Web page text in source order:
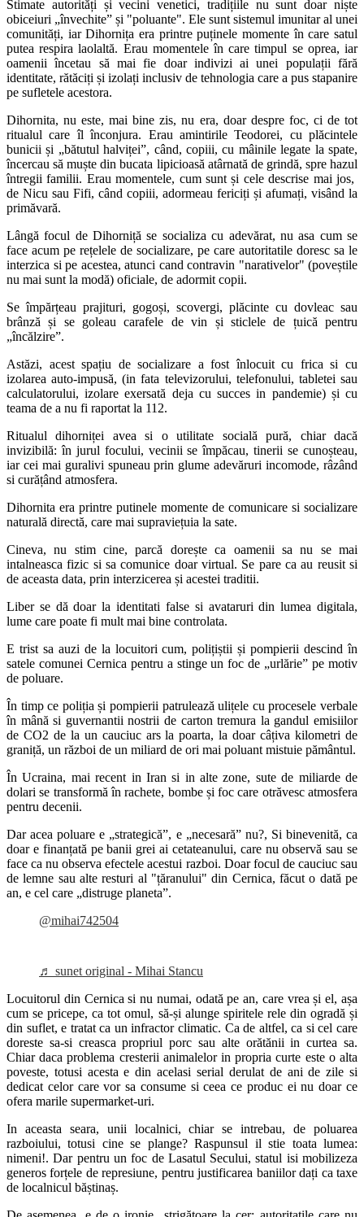
Stimate autorități și vecini venetici, tradițiile nu sunt doar niște
obiceiuri „învechite” și "poluante". Ele sunt sistemul imunitar al unei
comunități, iar Dihornița era printre puținele momente în care satul
putea respira laolaltă. Erau momentele în care timpul se oprea, iar
oamenii încetau să mai fie doar indivizi ai unei populații fără
identitate, rătăciți și izolați inclusiv de tehnologia care a pus stapanire
pe sufletele acestora.
Dihornita, nu este, mai bine zis, nu era, doar despre foc, ci de tot
ritualul care îl înconjura. Erau amintirile Teodorei, cu plăcintele
bunicii și „bătutul halviței”, când, copiii, cu mâinile legate la spate,
încercau să muște din bucata lipicioasă atârnată de grindă, spre hazul
întregii familii. Erau momentele, cum sunt și cele descrise mai jos,
de Nicu sau Fifi, când copiii, adormeau fericiți și afumați, visând la
primăvară.
Lângă focul de Dihorniță se socializa cu adevărat, nu asa cum se
face acum pe rețelele de socializare, pe care autoritatile doresc sa le
interzica si pe acestea, atunci cand contravin "narativelor" (poveștile
nu mai sunt la modă) oficiale, de adormit copii.
Se împărțeau prajituri, gogoși, scovergi, plăcinte cu dovleac sau
brânză și se goleau carafele de vin și sticlele de țuică pentru
„încălzire”.
Astăzi, acest spațiu de socializare a fost înlocuit cu frica si cu
izolarea auto-impusă, (in fata televizorului, telefonului, tabletei sau
calculatorului, izolare exersată deja cu succes in pandemie) și cu
teama de a nu fi raportat la 112.
Ritualul dihorniței avea si o utilitate socială pură, chiar dacă
invizibilă: în jurul focului, vecinii se împăcau, tinerii se cunoșteau,
iar cei mai guralivi spuneau prin glume adevăruri incomode, râzând
si curățând atmosfera.
Dihornita era printre putinele momente de comunicare si socializare
naturală directă, care mai supraviețuia la sate.
Cineva, nu stim cine, parcă dorește ca oamenii sa nu se mai
intalneasca fizic si sa comunice doar virtual. Se pare ca au reusit si
de aceasta data, prin interzicerea și acestei traditii.
Liber se dă doar la identitati false si avataruri din lumea digitala,
lume care poate fi mult mai bine controlata.
E trist sa auzi de la locuitori cum, polițiștii și pompierii descind în
satele comunei Cernica pentru a stinge un foc de „urlărie” pe motiv
de poluare.
În timp ce poliția și pompierii patrulează ulițele cu procesele verbale
în mână si guvernantii nostrii de carton tremura la gandul emisiilor
de CO2 de la un cauciuc ars la poarta, la doar câțiva kilometri de
graniță, un război de un miliard de ori mai poluant mistuie pământul.
În Ucraina, mai recent in Iran si in alte zone, sute de miliarde de
dolari se transformă în rachete, bombe și foc care otrăvesc atmosfera
pentru decenii.
Dar acea poluare e „strategică”, e „necesară” nu?, Si binevenită, ca
doar e finanțată pe banii grei ai cetateanului, care nu observă sau se
face ca nu observa efectele acestui razboi. Doar focul de cauciuc sau
de lemne sau alte resturi al "țăranului" din Cernica, făcut o dată pe
an, e cel care „distruge planeta”.
@mihai742504
♬ sunet original - Mihai Stancu
Locuitorul din Cernica si nu numai, odată pe an, care vrea și el, așa
cum se pricepe, ca tot omul, să-și alunge spiritele rele din ogradă și
din suflet, e tratat ca un infractor climatic. Ca de altfel, ca si cel care
doreste sa-si creasca propriul porc sau alte orătănii in curtea sa.
Chiar daca problema cresterii animalelor in propria curte este o alta
poveste, totusi acesta e din acelasi serial derulat de ani de zile si
dedicat celor care vor sa consume si ceea ce produc ei nu doar ce
ofera marile supermarket-uri.
In aceasta seara, unii localnici, chiar se intrebau, de poluarea
razboiului, totusi cine se plange? Raspunsul il stie toata lumea:
nimeni!. Dar pentru un foc de Lasatul Secului, statul isi mobilizeza
generos forțele de represiune, pentru justificarea baniilor dați ca taxe
de localnicul băștinaș.